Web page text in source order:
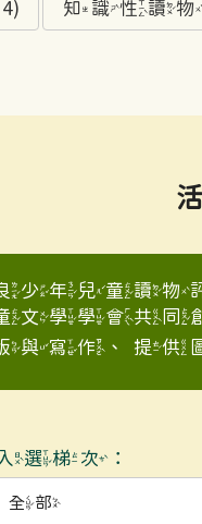
知識性讀物
少年兒童讀
文學學會共
與寫作、提供
入選梯次：